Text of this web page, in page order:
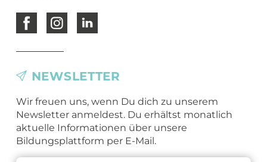
NEWSLETTER
Wir freuen uns, wenn Du dich zu unserem
Newsletter anmeldest. Du erhältst monatlich
aktuelle Informationen über unsere
Bildungsplattform per E-Mail.